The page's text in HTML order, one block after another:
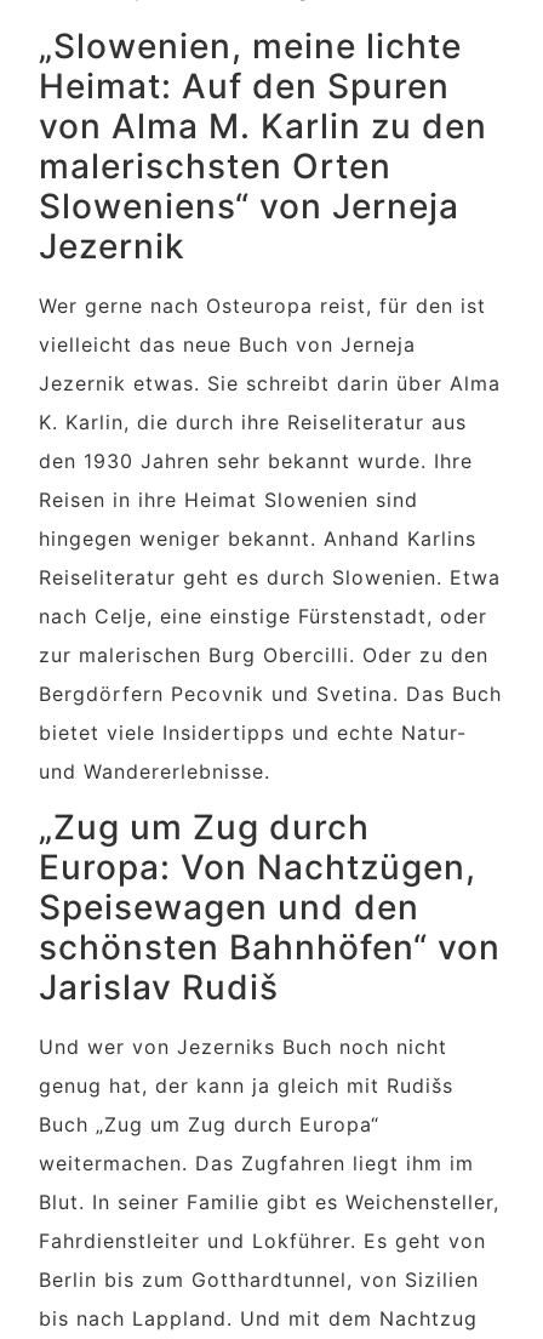
„Slowenien, meine lichte
Heimat: Auf den Spuren
von Alma M. Karlin zu den
malerischsten Orten
Sloweniens“ von Jerneja
Jezernik
Wer gerne nach Osteuropa reist, für den ist
vielleicht das neue Buch von Jerneja
Jezernik etwas. Sie schreibt darin über Alma
K. Karlin, die durch ihre Reiseliteratur aus
den 1930 Jahren sehr bekannt wurde. Ihre
Reisen in ihre Heimat Slowenien sind
hingegen weniger bekannt. Anhand Karlins
Reiseliteratur geht es durch Slowenien. Etwa
nach Celje, eine einstige Fürstenstadt, oder
zur malerischen Burg Obercilli. Oder zu den
Bergdörfern Pecovnik und Svetina. Das Buch
bietet viele Insidertipps und echte Natur-
und Wandererlebnisse.
„Zug um Zug durch
Europa: Von Nachtzügen,
Speisewagen und den
schönsten Bahnhöfen“ von
Jarislav Rudiš
Und wer von Jezerniks Buch noch nicht
genug hat, der kann ja gleich mit Rudišs
Buch „Zug um Zug durch Europa“
weitermachen. Das Zugfahren liegt ihm im
Blut. In seiner Familie gibt es Weichensteller,
Fahrdienstleiter und Lokführer. Es geht von
Berlin bis zum Gotthardtunnel, von Sizilien
bis nach Lappland. Und mit dem Nachtzug